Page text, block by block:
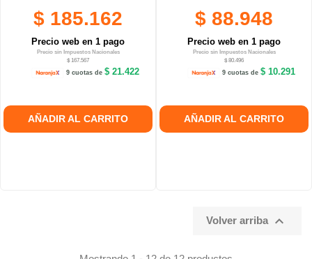
$ 185.162
Precio web en 1 pago
Precio sin Impuestos Nacionales
$ 167.567
9 cuotas de$ 21.422
AÑADIR AL CARRITO
$ 88.948
Precio web en 1 pago
Precio sin Impuestos Nacionales
$ 80.496
9 cuotas de$ 10.291
AÑADIR AL CARRITO
Volver arriba 